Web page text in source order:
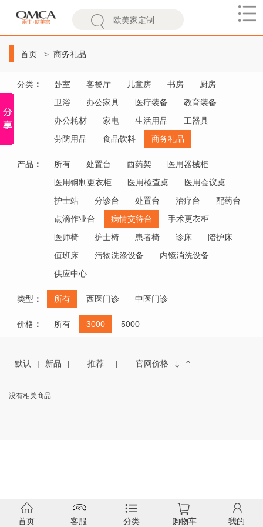
欧
首页 商务礼品
分类 ： 卧室 客餐厅 儿童房 书房
厨房
卫浴
办公家具 医疗装备
教育装备
办公耗材
家电 生活用品
工器具
劳防用品
食品饮料 商务礼品
产品 ： 所有 处置台 西药架
医用器械柜
医用钢制更衣柜
医用检查桌
医用会议桌
护士站
分诊台 处置台 治疗台
配药台
点滴作业台
病情交待台
手术更衣柜
医师椅
护士椅 患者椅 诊床
陪护床
值班床
污物洗涤设备
内镜消洗设备
供应中心
类型 ： 所有 西医门诊 中医门诊
价格 ： 所有 3000 5000
默认 新品 推荐 官网价格
没有相关商品
首页 客服 分类 购物车 我的